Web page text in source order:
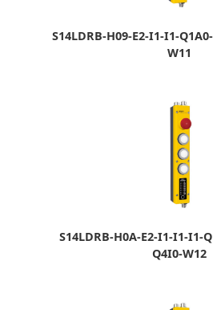
S14LDRB-H09-E2-I1-I1-
W11
S14LDRB-H0A-E2-I1-I1-I1-
Q4I0-W12